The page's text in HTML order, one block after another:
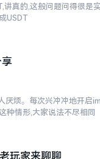
真的,这般问题问得很是
USDT
厌烦。每次兴冲冲地开启
种情形,大家说法不尽相同
玩家来聊聊